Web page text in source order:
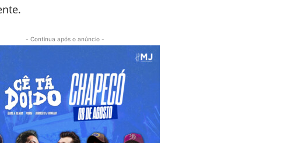
- Continua após o anúncio -